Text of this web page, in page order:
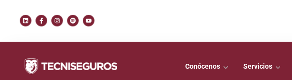
Conócenos Servicios